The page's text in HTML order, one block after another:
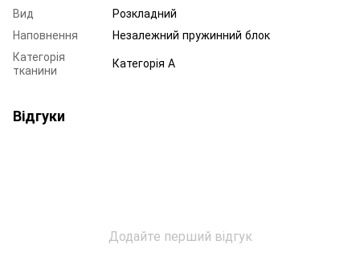
Вид
Розкладний
Наповнення
Незалежний пружинний блок
Категорія
тканини
Категорія А
Відгуки
Додайте перший відгук